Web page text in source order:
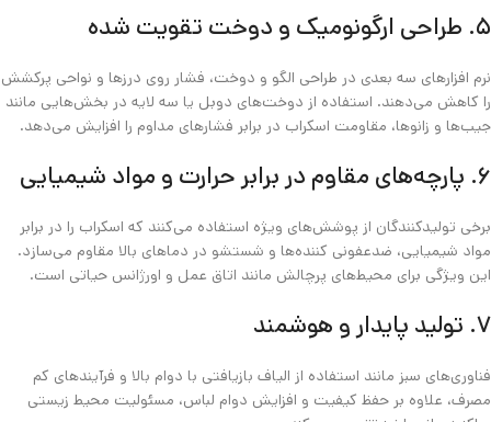
۵. طراحی ارگونومیک و دوخت تقویت‌ شده
نرم‌ افزارهای سه‌ بعدی در طراحی الگو و دوخت، فشار روی درزها و نواحی پرکشش
را کاهش می‌دهند. استفاده از دوخت‌های دوبل یا سه‌ لایه در بخش‌هایی مانند
جیب‌ها و زانوها، مقاومت اسکراب در برابر فشارهای مداوم را افزایش می‌دهد.
۶. پارچه‌های مقاوم در برابر حرارت و مواد شیمیایی
برخی تولیدکنندگان از پوشش‌های ویژه استفاده می‌کنند که اسکراب را در برابر
مواد شیمیایی، ضدعفونی‌ کننده‌ها و شستشو در دماهای بالا مقاوم می‌سازد.
این ویژگی برای محیط‌های پرچالش مانند اتاق عمل و اورژانس حیاتی است.
۷. تولید پایدار و هوشمند
فناوری‌های سبز مانند استفاده از الیاف بازیافتی با دوام بالا و فرآیندهای کم‌
مصرف، علاوه بر حفظ کیفیت و افزایش دوام لباس، مسئولیت محیط‌ زیستی